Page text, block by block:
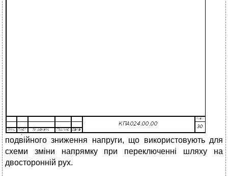
подвійного зниження напруги, що використовують для
схеми зміни напрямку при переключенні шляху на
двосторонній рух.